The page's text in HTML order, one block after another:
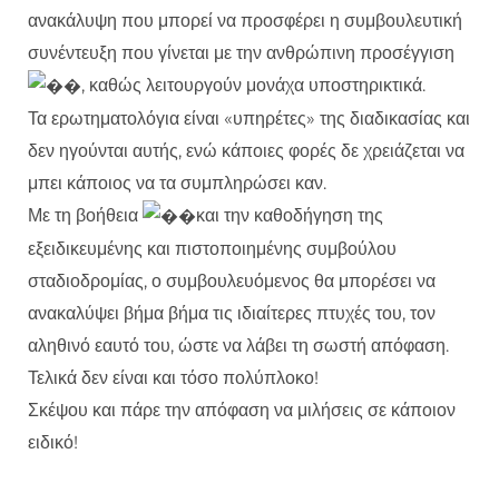
ανακάλυψη που μπορεί να προσφέρει η συμβουλευτική
συνέντευξη που γίνεται με την ανθρώπινη προσέγγιση
, καθώς λειτουργούν μονάχα υποστηρικτικά.
Τα ερωτηματολόγια είναι «υπηρέτες» της διαδικασίας και
δεν ηγούνται αυτής, ενώ κάποιες φορές δε χρειάζεται να
μπει κάποιος να τα συμπληρώσει καν.
Με τη βοήθεια
και την καθοδήγηση της
εξειδικευμένης και πιστοποιημένης συμβούλου
σταδιοδρομίας, ο συμβουλευόμενος θα μπορέσει να
ανακαλύψει βήμα βήμα τις ιδιαίτερες πτυχές του, τον
αληθινό εαυτό του, ώστε να λάβει τη σωστή απόφαση.
Τελικά δεν είναι και τόσο πολύπλοκο!
Σκέψου και πάρε την απόφαση να μιλήσεις σε κάποιον
ειδικό!